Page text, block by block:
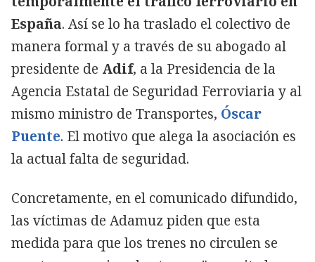
España. Así se lo ha traslado el colectivo de
manera formal y a través de su abogado al
presidente de Adif, a la Presidencia de la
Agencia Estatal de Seguridad Ferroviaria y al
mismo ministro de Transportes, Óscar
Puente. El motivo que alega la asociación es
la actual falta de seguridad.
Concretamente, en el comunicado difundido,
las víctimas de Adamuz piden que esta
medida para que los trenes no circulen se